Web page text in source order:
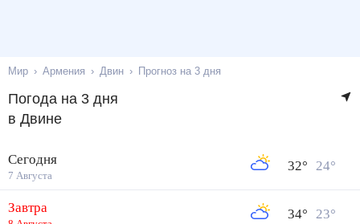
Мир Армения Двин Прогноз на 3 дня
Погода на 3 дня
в Двине
Сегодня
7 Августа
32° 24°
Завтра 34° 23°